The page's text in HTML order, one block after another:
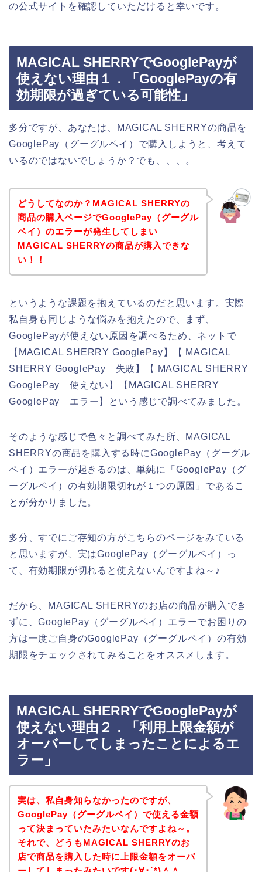
の公式サイトを確認していただけると幸いです。
MAGICAL SHERRYでGooglePayが
使えない理由１．「GooglePayの有
効期限が過ぎている可能性」
多分ですが、あなたは、MAGICAL SHERRYの商品を
GooglePay（グーグルペイ）で購入しようと、考えて
いるのではないでしょうか？でも、、、。
どうしてなのか？MAGICAL SHERRYの
商品の購入ページでGooglePay（グーグル
ペイ）のエラーが発生してしまい
MAGICAL SHERRYの商品が購入できな
い！！
というような課題を抱えているのだと思います。実際
私自身も同じような悩みを抱えたので、まず、
GooglePayが使えない原因を調べるため、ネットで
【MAGICAL SHERRY GooglePay】【 MAGICAL
SHERRY GooglePay 失敗】【 MAGICAL SHERRY
GooglePay 使えない】【MAGICAL SHERRY
GooglePay エラー】という感じで調べてみました。
そのような感じで色々と調べてみた所、MAGICAL
SHERRYの商品を購入する時にGooglePay（グーグル
ペイ）エラーが起きるのは、単純に「GooglePay（グ
ーグルペイ）の有効期限切れが１つの原因」であるこ
とが分かりました。
多分、すでにご存知の方がこちらのページをみている
と思いますが、実はGooglePay（グーグルペイ）っ
て、有効期限が切れると使えないんですよね～♪
だから、MAGICAL SHERRYのお店の商品が購入でき
ずに、GooglePay（グーグルペイ）エラーでお困りの
方は一度ご自身のGooglePay（グーグルペイ）の有効
期限をチェックされてみることをオススメします。
MAGICAL SHERRYでGooglePayが
使えない理由２．「利用上限金額が
オーバーしてしまったことによるエ
ラー」
実は、私自身知らなかったのですが、
GooglePay（グーグルペイ）で使える金額
って決まっていたみたいなんですよね～。
それで、どうもMAGICAL SHERRYのお
店で商品を購入した時に上限金額をオーバ